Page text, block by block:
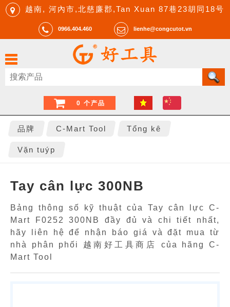
越南, 河內市,北慈廉郡,Tan Xuan 87巷23胡同18号
0966.404.460 lienhe@congcutot.vn
0 个产品
品牌 C-Mart Tool Tổng kê
Vặn tuýp
Tay cân lực 300NB
Bảng thông số kỹ thuật của Tay cân lực C-
Mart F0252 300NB đầy đủ và chi tiết nhất,
hãy liên hệ để nhận báo giá và đặt mua từ
nhà phân phối 越南好工具商店 của hãng C-
Mart Tool